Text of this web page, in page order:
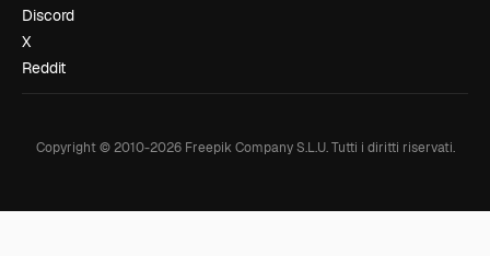
Discord
X
Reddit
Copyright © 2010-2026Freepik Company S.L.U. Tutti i diritti riservati.